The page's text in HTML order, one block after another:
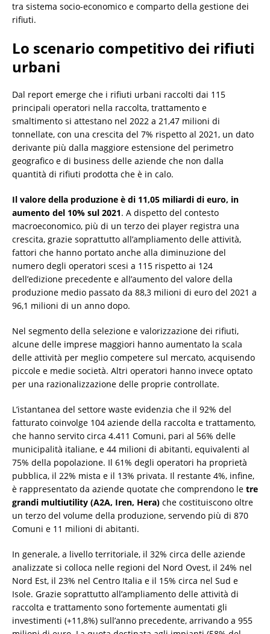
tra sistema socio-economico e comparto della gestione dei
rifiuti.
Lo scenario competitivo dei rifiuti
urbani
Dal report emerge che i rifiuti urbani raccolti dai 115
principali operatori nella raccolta, trattamento e
smaltimento si attestano nel 2022 a 21,47 milioni di
tonnellate, con una crescita del 7% rispetto al 2021, un dato
derivante più dalla maggiore estensione del perimetro
geografico e di business delle aziende che non dalla
quantità di rifiuti prodotta che è in calo.
Il valore della produzione è di 11,05 miliardi di euro, in
aumento del 10% sul 2021. A dispetto del contesto
macroeconomico, più di un terzo dei player registra una
crescita, grazie soprattutto all’ampliamento delle attività,
fattori che hanno portato anche alla diminuzione del
numero degli operatori scesi a 115 rispetto ai 124
dell’edizione precedente e all’aumento del valore della
produzione medio passato da 88,3 milioni di euro del 2021 a
96,1 milioni di un anno dopo.
Nel segmento della selezione e valorizzazione dei rifiuti,
alcune delle imprese maggiori hanno aumentato la scala
delle attività per meglio competere sul mercato, acquisendo
piccole e medie società. Altri operatori hanno invece optato
per una razionalizzazione delle proprie controllate.
L’istantanea del settore waste evidenzia che il 92% del
fatturato coinvolge 104 aziende della raccolta e trattamento,
che hanno servito circa 4.411 Comuni, pari al 56% delle
municipalità italiane, e 44 milioni di abitanti, equivalenti al
75% della popolazione. Il 61% degli operatori ha proprietà
pubblica, il 22% mista e il 13% privata. Il restante 4%, infine,
è rappresentato da aziende quotate che comprendono le tre
grandi multiutility (A2A, Iren, Hera) che costituiscono oltre
un terzo del volume della produzione, servendo più di 870
Comuni e 11 milioni di abitanti.
In generale, a livello territoriale, il 32% circa delle aziende
analizzate si colloca nelle regioni del Nord Ovest, il 24% nel
Nord Est, il 23% nel Centro Italia e il 15% circa nel Sud e
Isole. Grazie soprattutto all’ampliamento delle attività di
raccolta e trattamento sono fortemente aumentati gli
investimenti (+11,8%) sull’anno precedente, arrivando a 955